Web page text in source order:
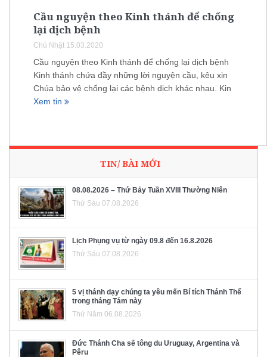
Cầu nguyện theo Kinh thánh để chống
lại dịch bệnh
Chủ Nhật 15.03.2020
Cầu nguyện theo Kinh thánh để chống lại dịch bệnh
Kinh thánh chứa đầy những lời nguyện cầu, kêu xin
Chúa bảo vệ chống lại các bệnh dịch khác nhau. Kin
Xem tin
TIN/ BÀI MỚI
08.08.2026 – Thứ Bảy Tuần XVIII Thường Niên
Thứ Sáu 07.08.2026
Lịch Phụng vụ từ ngày 09.8 đến 16.8.2026
Thứ Sáu 07.08.2026
5 vị thánh dạy chúng ta yêu mến Bí tích Thánh Thể
trong tháng Tám này
Thứ Năm 06.08.2026
Đức Thánh Cha sẽ tông du Uruguay, Argentina và
Pêru